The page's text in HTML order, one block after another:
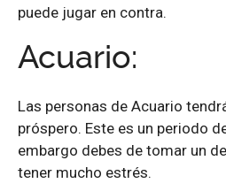
puede jugar en contra.
Acuario:
Las personas de Acuario
próspero. Este es un periodo
embargo debes de tomar un
tener mucho estrés.